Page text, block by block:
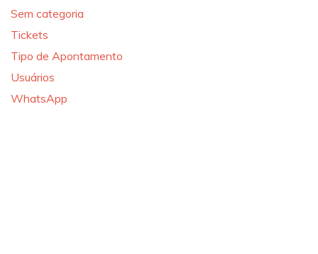
Sem categoria
Tickets
Tipo de Apontamento
Usuários
WhatsApp